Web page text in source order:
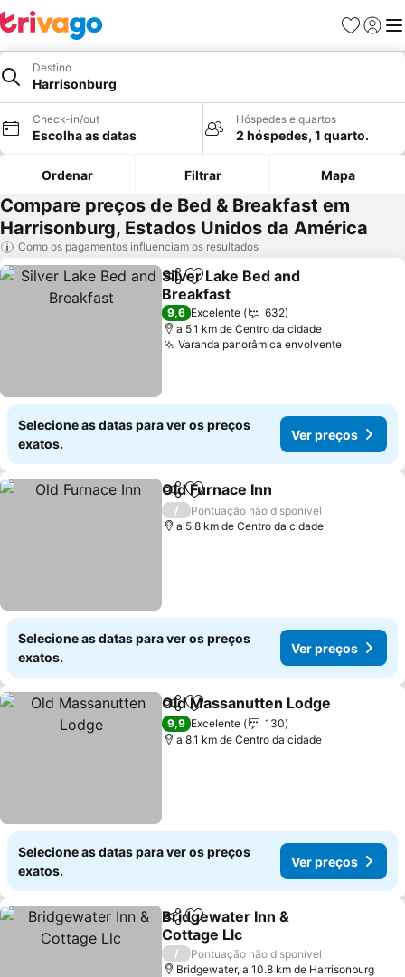
Favoritos
Iniciar
Destino
Harrisonburg
Check-in/out
Escolha as datas
Hóspedes e quartos
2 hóspedes, 1 quarto.
Ordenar Filtrar Mapa
Compare preços de Bed & Breakfast em
Harrisonburg, Estados Unidos da América
Como os pagamentos influenciam os resultados
PartilharAdicionar aos favoritos
Silver Lake Bed and
Breakfast
Ver preços
9,6 Excelente
632
a 5.1 km de Centro da cidade
Varanda panorâmica envolventeVer
Selecione as datas para ver os preços
exatos.
Ver preços
PartilharAdicionar aos favoritos
Old Furnace Inn
/
Pontuação não disponível
a 5.8 km de Centro da cidade
Selecione as datas para ver os preços
exatos.
Ver preços
PartilharAdicionar aos favoritos
Old Massanutten Lodge
9,9 Excelente
130
a 8.1 km de Centro da cidade
Selecione as datas para ver os preços
exatos.
Ver preços
PartilharAdicionar aos favoritos
Bridgewater Inn &
Cottage Llc
Ver preços
/
Pontuação não disponível
Bridgewater, a 10.8 km de Harrisonburg